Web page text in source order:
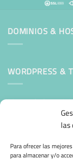
Para ofrecer las
para almacenar y/o
DOMINIOS &
WORDPRESS &
Mantenimiento
SEGURIDAD E